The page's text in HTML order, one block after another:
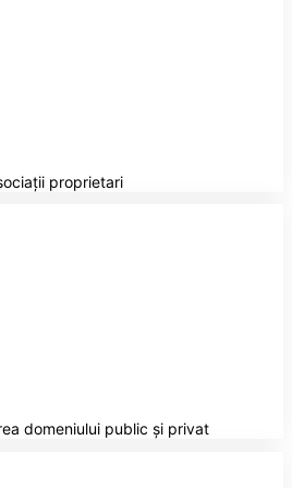
proprietari
domeniului public și privat